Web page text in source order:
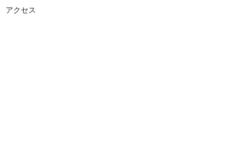
アクセス